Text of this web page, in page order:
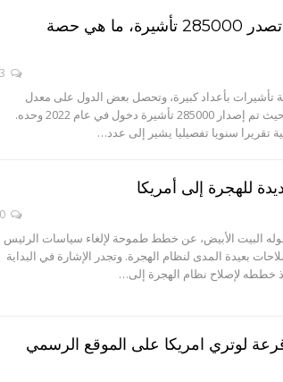
الولايات المتحدة الأمريكية تصدر 285000 تأشيرة، ما هي حصة
تأشيرات بأعداد كبيرة، وتحصل بعض الدول على معدل
تأشيرات أكثر من غيرها من البلدان. حيث تم إصدار 285000 تأشيرة دخول في عام 2022 وحده.
تقريرا سنويا تفصيليا يشير إلى عدد…
للهجرة إلى أمريكا
0
البيت الأبيض، عن خطط طموحة لإلغاء سياسات الرئيس
بعيدة المدى لنظام الهجرة. وتجدر الإشارة في البداية
خططه لإصلاح نظام الهجرة إلى…
لوتري امريكا على الموقع الرسمي